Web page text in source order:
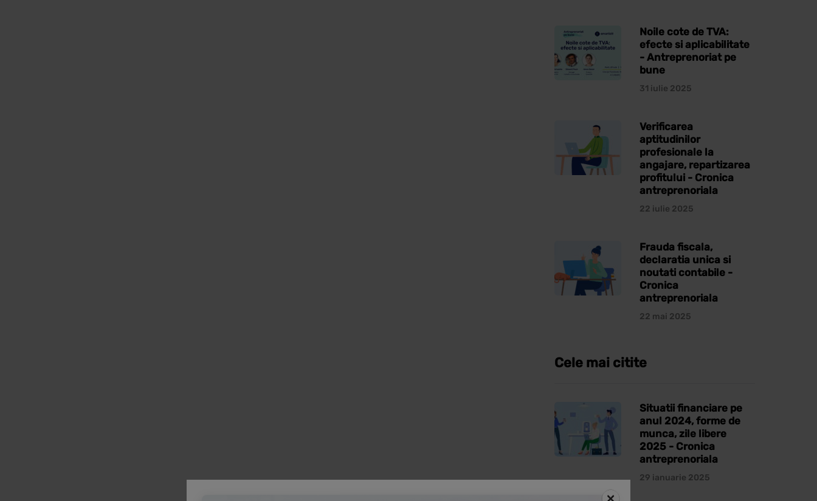
Noile cote de TVA:
efecte si aplicabilitate
- Antreprenoriat pe
bune
31 iulie 2025
Verificarea
aptitudinilor
profesionale la
angajare, repartizarea
profitului - Cronica
antreprenoriala
22 iulie 2025
Frauda fiscala,
declaratia unica si
noutati contabile -
Cronica
antreprenoriala
22 mai 2025
Cele mai citite
Situatii financiare pe
anul 2024, forme de
munca, zile libere
2025 - Cronica
antreprenoriala
29 ianuarie 2025